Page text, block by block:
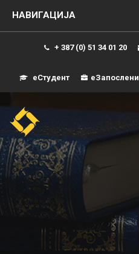
+ 387 (0) 51 34 01 20
еСтудент еЗапослени